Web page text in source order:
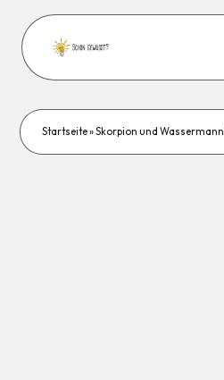
Startseite»Skorpion und Wassermann